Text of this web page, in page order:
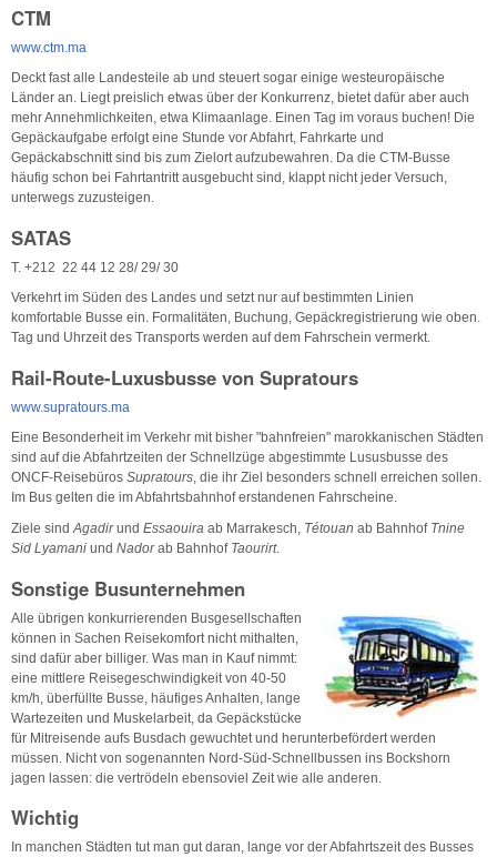
CTM
www.ctm.ma
Deckt fast alle Landesteile ab und steuert sogar einige westeuropäische
Länder an. Liegt preislich etwas über der Konkurrenz, bietet dafür aber auch
mehr Annehmlichkeiten, etwa Klimaanlage. Einen Tag im voraus buchen! Die
Gepäckaufgabe erfolgt eine Stunde vor Abfahrt, Fahrkarte und
Gepäckabschnitt sind bis zum Zielort aufzubewahren. Da die CTM-Busse
häufig schon bei Fahrtantritt ausgebucht sind, klappt nicht jeder Versuch,
unterwegs zuzusteigen.
SATAS
T. +212 22 44 12 28/ 29/ 30
Verkehrt im Süden des Landes und setzt nur auf bestimmten Linien
komfortable Busse ein. Formalitäten, Buchung, Gepäckregistrierung wie oben.
Tag und Uhrzeit des Transports werden auf dem Fahrschein vermerkt.
Rail-Route-Luxusbusse von Supratours
www.supratours.ma
Eine Besonderheit im Verkehr mit bisher "bahnfreien" marokkanischen Städten
sind auf die Abfahrtzeiten der Schnellzüge abgestimmte Lususbusse des
ONCF-Reisebüros Supratours, die ihr Ziel besonders schnell erreichen sollen.
Im Bus gelten die im Abfahrtsbahnhof erstandenen Fahrscheine.
Ziele sindAgadirund Essaouira ab Marrakesch, Tétouan ab Bahnhof Tnine
Sid Lyamani und Nadorab Bahnhof Taourirt.
Sonstige Busunternehmen
Alle übrigen konkurrierenden Busgesellschaften
können in Sachen Reisekomfort nicht mithalten,
sind dafür aber billiger. Was man in Kauf nimmt:
eine mittlere Reisegeschwindigkeit von 40-50
km/h, überfüllte Busse, häufiges Anhalten, lange
Wartezeiten und Muskelarbeit, da Gepäckstücke
für Mitreisende aufs Busdach gewuchtet und herunterbefördert werden
müssen. Nicht von sogenannten Nord-Süd-Schnellbussen ins Bockshorn
jagen lassen: die vertrödeln ebensoviel Zeit wie alle anderen.
Wichtig
In manchen Städten tut man gut daran, lange vor der Abfahrtszeit des Busses